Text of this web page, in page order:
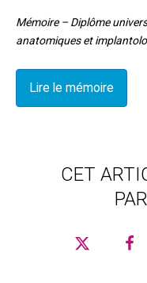
Mémoire – Diplôme
anatomiques et
Lire le mémoire
CET